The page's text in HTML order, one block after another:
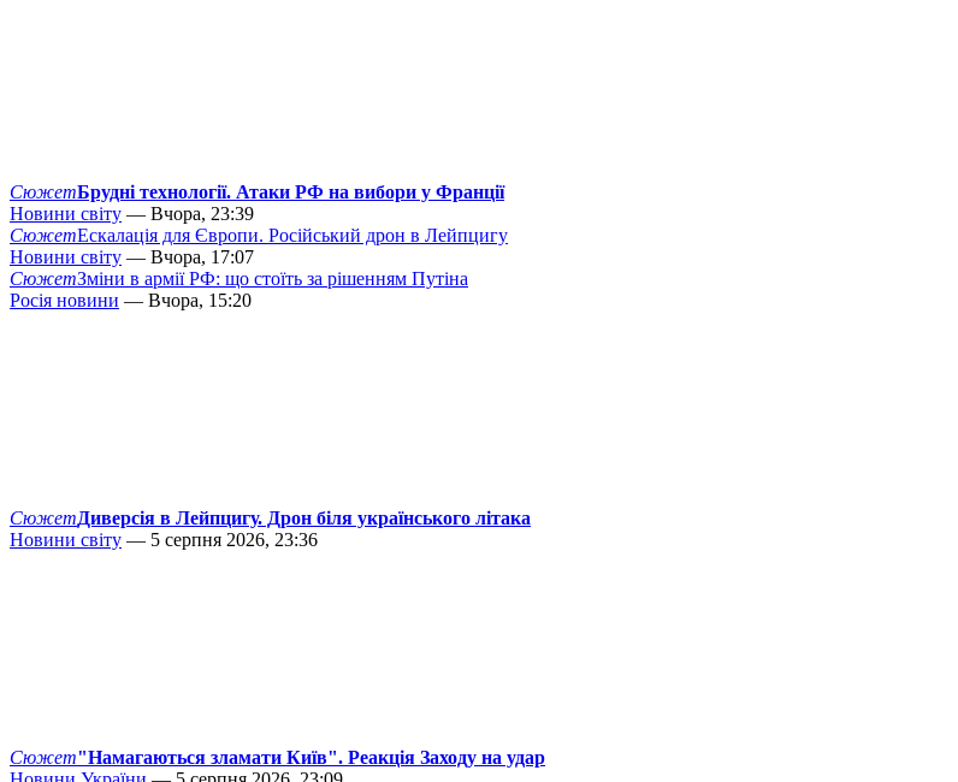
СюжетБрудні технології. Атаки РФ на вибори у Франції
Новини світу — Вчора, 23:39
СюжетЕскалація для Європи. Російський дрон в Лейпцигу
Новини світу — Вчора, 17:07
СюжетЗміни в армії РФ: що стоїть за рішенням Путіна
Росія новини — Вчора, 15:20
СюжетДиверсія в Лейпцигу. Дрон біля українського літака
Новини світу — 5 серпня 2026, 23:36
Сюжет"Намагаються зламати Київ". Реакція Заходу на удар